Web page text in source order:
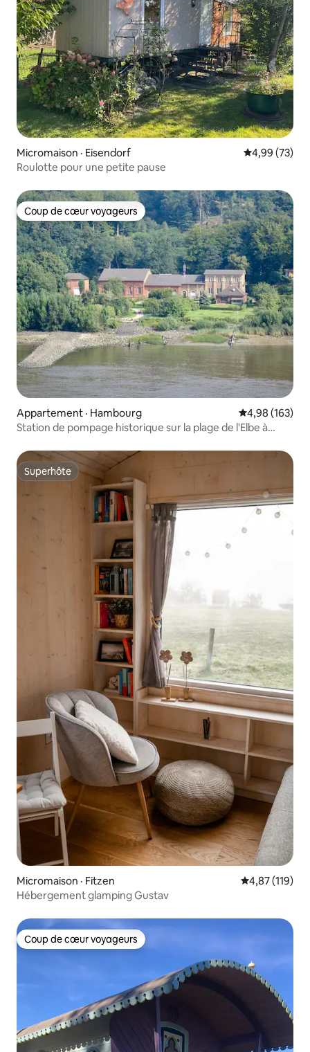
Micromaison · Eisendorf Note
4,99 (73)
Roulotte pour une petite pause
Coup de cœur voyageurs
Coup de cœur voyageurs
Appartement · Hambourg Note
4,98 (163)
Station de pompage historique sur la plage de l'Elbe à
Superhôte
Superhôte
Micromaison · Fitzen Note
4,87 (119)
Hébergement glamping Gustav
Coup de cœur voyageurs
Coup de cœur voyageurs